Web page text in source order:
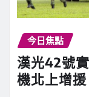
今日焦點
漢光42號
機北上增援